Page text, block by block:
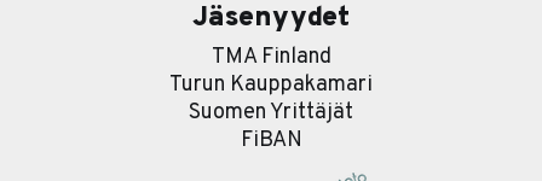
Jäsenyydet
TMA Finland
Turun Kauppakamari
Suomen Yrittäjät
FiBAN